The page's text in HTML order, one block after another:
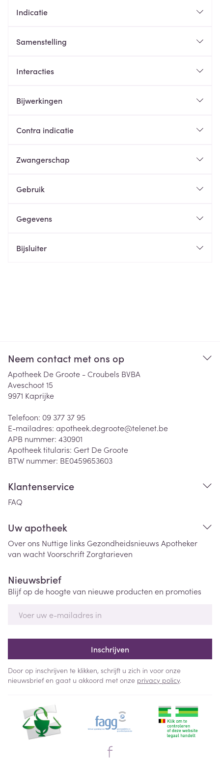
Indicatie
Samenstelling
Interacties
Bijwerkingen
Contra indicatie
Zwangerschap
Gebruik
Gegevens
Bijsluiter
Neem contact met ons op
Apotheek De Groote - Croubels BVBA
Aveschoot 15
9971 Kaprijke
Telefoon: 09 377 37 95
E-mailadres: apotheek.degroote@telenet.be
APB nummer: 430901
Apotheek titularis: Gert De Groote
BTW nummer: BE0459653603
Klantenservice
FAQ
Uw apotheek
Over ons Nuttige links Gezondheidsnieuws Apotheker
van wachtVoorschriftZorgtarieven
Nieuwsbrief
Blijf op de hoogte van nieuwe producten en promoties
Inschrijven
Door op inschrijven te klikken, schrijft u zich in voor onze
nieuwsbrief en gaat u akkoord met onze privacy policy.